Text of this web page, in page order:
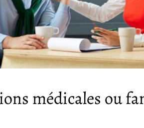
médicales ou